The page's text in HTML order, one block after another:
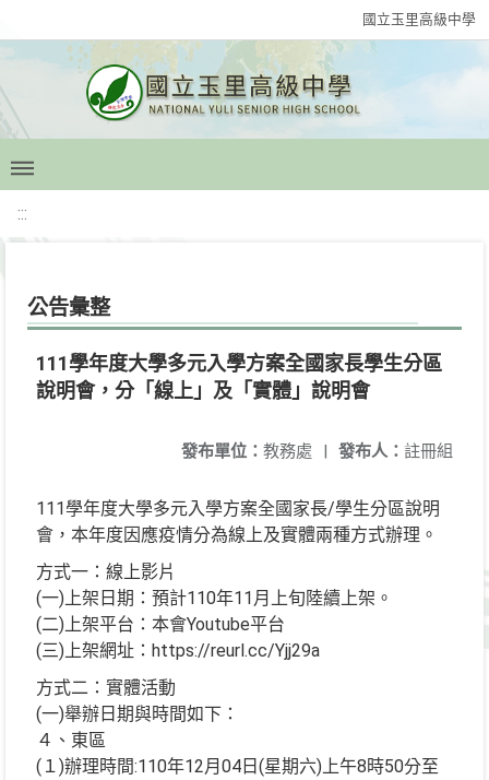
國立玉里高級中學
:::
公告彙整
111學年度大學多元入學方案全國家長學生分區
說明會，分「線上」及「實體」說明會
發布人： 註冊組
發布單位： 教務處 |
111學年度大學多元入學方案全國家長/學生分區說明
會，本年度因應疫情分為線上及實體兩種方式辦理。
方式一：線上影片
(一)上架日期：預計110年11月上旬陸續上架。
(二)上架平台：本會Youtube平台
(三)上架網址：https://reurl.cc/Yjj29a
方式二：實體活動
(一)舉辦日期與時間如下：
４、東區
(１)辦理時間:110年12月04日(星期六)上午8時50分至